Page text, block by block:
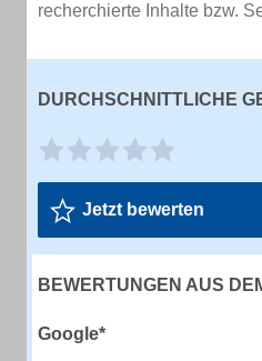
recherchierte Inhalte bzw.
DURCHSCHNITTLICHE
Jetzt bewerten
BEWERTUNGEN AUS
Google*